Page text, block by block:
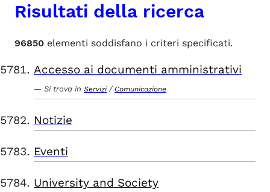
Risultati della ricerca
96850 elementi soddisfano i criteri specificati.
Accesso ai documenti amministrativi
Si trova in Servizi / Comunicazione
Notizie
Eventi
University and Society